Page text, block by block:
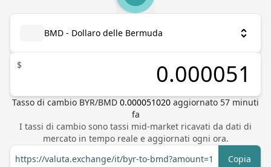
BMD - Dollaro delle Bermuda
$
Tasso di cambio BYR/BMD 0.000051020 aggiornato 57 minuti
fa
I tassi di cambio sono tassi mid-market ricavati da dati di
mercato in tempo reale e aggiornati ogni ora.
https://valuta.exchange/it/byr-to-bmd?amount=1
Copia